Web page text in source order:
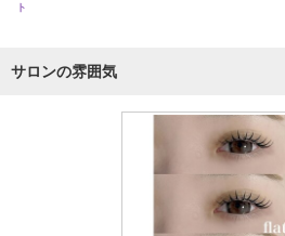
ト
サロンの雰囲気